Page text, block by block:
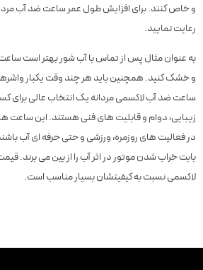
و خاص کنند. برای افزایش طول عمر ساعت ضد آب
رعایت نمایید.
به عنوان مثال پس از تماس با آب شور بهتر است
و خشک کنید. همچنین باید هر چند وقت یکبار
ساعت ضد آب لاکسمی مردانه یک انتخاب عالی برای
زیبایی، دوام و قابلیت های فنی هستند. این ساعت
در فعالیت های روزمره، ورزشی و حتی حرفه ای آب
بابت خراب شدن موتور در اثر آب را از بین می برند.
لاکسمی نسبت به کیفیتشان بسیار مناسب است.